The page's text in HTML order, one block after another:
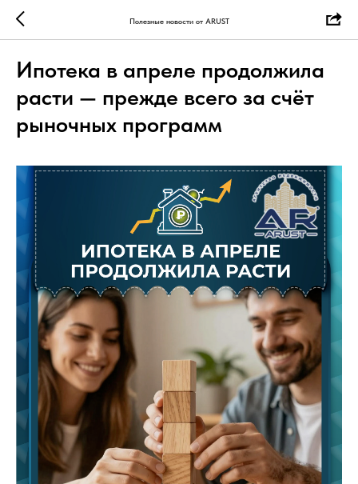
Полезные новости от ARUST
Ипотека в апреле продолжила
расти — прежде всего за счёт
рыночных программ